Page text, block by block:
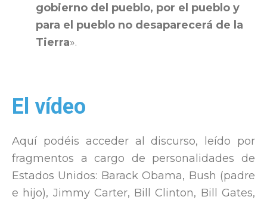
gobierno del pueblo, por el pueblo y
para el pueblo no desaparecerá de la
Tierra».
El vídeo
Aquí podéis acceder al discurso, leído por
fragmentos a cargo de personalidades de
Estados Unidos: Barack Obama, Bush (padre
e hijo), Jimmy Carter, Bill Clinton, Bill Gates,